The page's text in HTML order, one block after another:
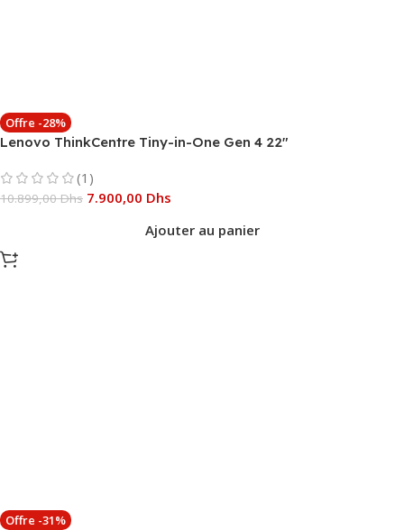
Offre -28%
Lenovo ThinkCentre Tiny-in-One Gen 4 22″
(1)
10.899,00Dhs 7.900,00 Dhs
Ajouter au panier
Offre -31%